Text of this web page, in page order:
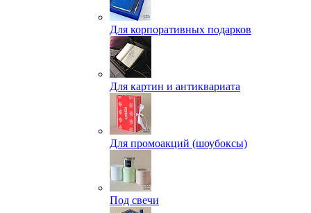
Для корпоративных подарков
Для картин и антиквариата
Для промоакций (шоубоксы)
Под свечи